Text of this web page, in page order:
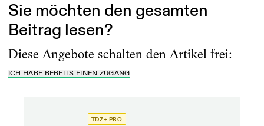
Sie möchten den gesamten
Beitrag lesen?
Diese Angebote schalten den Artikel frei:
ICH HABE BEREITS EINEN ZUGANG
TDZ+ PRO